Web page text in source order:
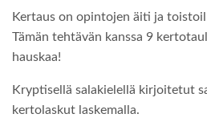
Kertaus on opintojen äiti ja
Tämän tehtävän kanssa 9
hauskaa!
Kryptisellä salakielellä kirjoitetut
kertolaskut laskemalla.